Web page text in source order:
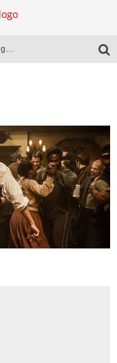
El libro en la mira de la desregulación